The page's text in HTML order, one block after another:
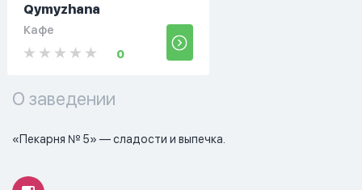
Qymyzhana
Кафе
0
О заведении
«Пекарня № 5» — сладости и выпечка.